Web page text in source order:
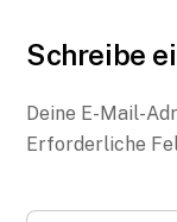
Schreibe
Deine E-Mail-
Erforderliche